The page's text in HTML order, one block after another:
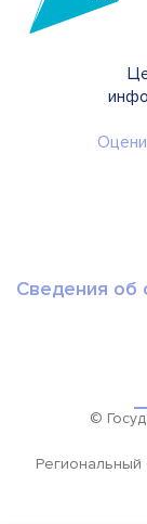
Сведения об
©